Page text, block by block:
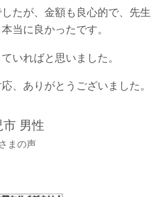
たが、金額も良心的で、先生
当に良かったです。
いればと思いました。
、ありがとうございました。
市 男性
まの声